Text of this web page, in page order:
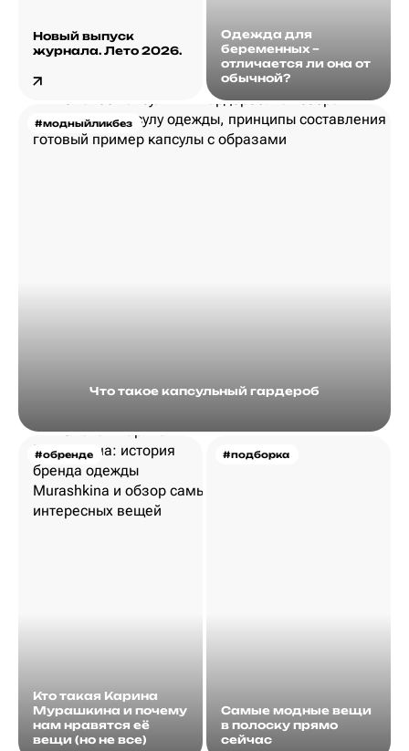
Новый выпуск
журнала. Лето 2026.
Одежда для
беременных –
отличается ли она от
обычной?
#модныйликбез
Что такое капсульный гардероб
#обренде
Кто такая Карина
Мурашкина и почему
нам нравятся её
вещи (но не все)
#подборка
Самые модные вещи
в полоску прямо
сейчас